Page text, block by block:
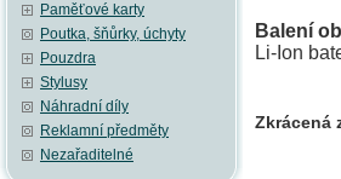
Paměťové karty
Poutka, šňůrky, úchyty
Pouzdra
Stylusy
Náhradní díly
Reklamní předměty
Nezařaditelné
Balení
Li-Ion
Zkrácená